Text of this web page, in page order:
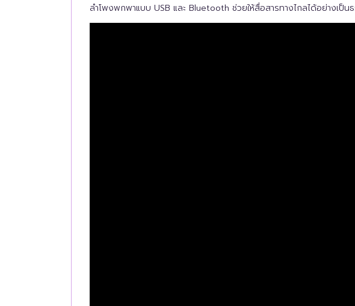
ลำโพงพกพาแบบ USB และ Bluetooth ช่วยให้สื่อสารทางไกลได้อย่างเป็น